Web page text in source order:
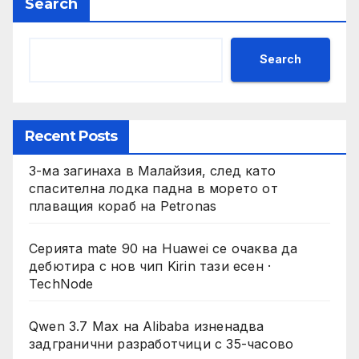
Search
Search
Recent Posts
3-ма загинаха в Малайзия, след като
спасителна лодка падна в морето от
плаващия кораб на Petronas
Серията mate 90 на Huawei се очаква да
дебютира с нов чип Kirin тази есен ·
TechNode
Qwen 3.7 Max на Alibaba изненадва
задгранични разработчици с 35-часово